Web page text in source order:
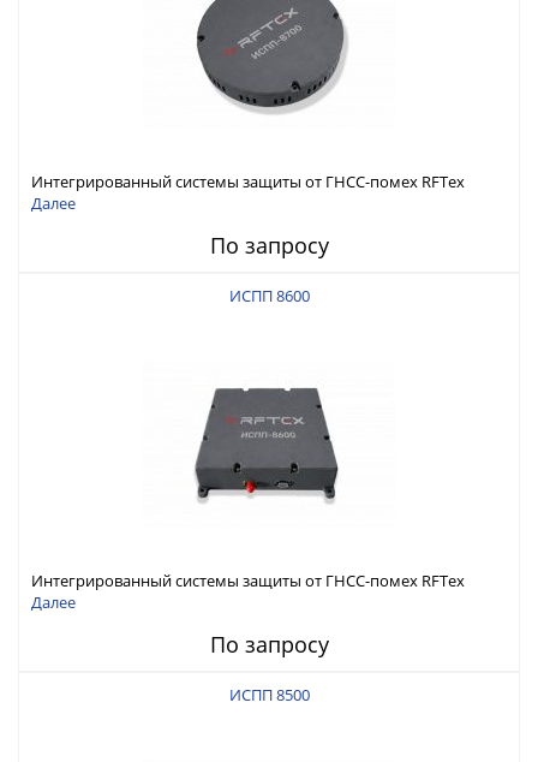
Интегрированный системы защиты от ГНСС-помех RFТех
ИСПП 8700
Далее
По запросу
ИСПП 8600
Интегрированный системы защиты от ГНСС-помех RFТех
ИСПП 8600
Далее
По запросу
ИСПП 8500